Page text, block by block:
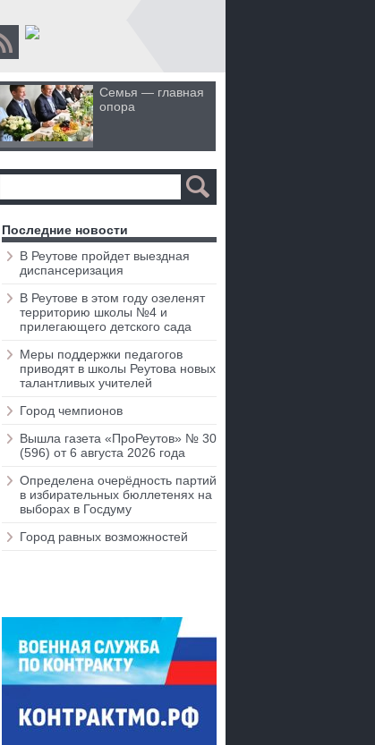
Семья — главная
опора
Последние новости
В Реутове пройдет выездная
диспансеризация
В Реутове в этом году озеленят
территорию школы №4 и
прилегающего детского сада
Меры поддержки педагогов
приводят в школы Реутова новых
талантливых учителей
Город чемпионов
Вышла газета «ПроРеутов» № 30
(596) от 6 августа 2026 года
Определена очерёдность партий
в избирательных бюллетенях на
выборах в Госдуму
Город равных возможностей